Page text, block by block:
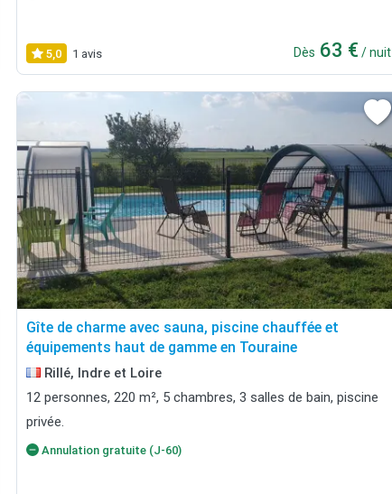
5,0 1 avis Dès 63 € / nuit
Gîte de charme avec sauna, piscine chauffée et
équipements haut de gamme en Touraine
Rillé, Indre et Loire
12 personnes, 220 m², 5 chambres, 3 salles de bain, piscine
privée.
Annulation gratuite (J-60)